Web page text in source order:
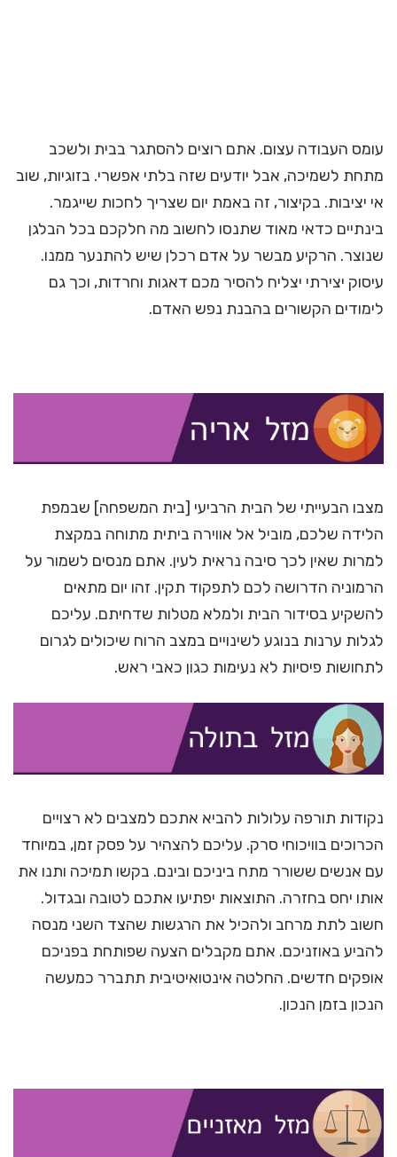
עומס העבודה עצום. אתם רוצים להסתגר בבית ולשכב
מתחת לשמיכה, אבל יודעים שזה בלתי אפשרי. בזוגיות, שוב
אי יציבות. בקיצור, זה באמת יום שצריך לחכות שייגמר.
בינתיים כדאי מאוד שתנסו לחשוב מה חלקכם בכל הבלגן
שנוצר. הרקיע מבשר על אדם רכלן שיש להתנער ממנו.
עיסוק יצירתי יצליח להסיר מכם דאגות וחרדות, וכך גם
לימודים הקשורים בהבנת נפש האדם.
מצבו הבעייתי של הבית הרביעי [בית המשפחה] שבמפת
הלידה שלכם, מוביל אל אווירה ביתית מתוחה במקצת
למרות שאין לכך סיבה נראית לעין. אתם מנסים לשמור על
הרמוניה הדרושה לכם לתפקוד תקין. זהו יום מתאים
להשקיע בסידור הבית ולמלא מטלות שדחיתם. עליכם
לגלות ערנות בנוגע לשינויים במצב הרוח שיכולים לגרום
לתחושות פיסיות לא נעימות כגון כאבי ראש.
נקודות תורפה עלולות להביא אתכם למצבים לא רצויים
הכרוכים בוויכוחי סרק. עליכם להצהיר על פסק זמן, במיוחד
עם אנשים ששורר מתח ביניכם ובינם. בקשו תמיכה ותנו את
אותו יחס בחזרה. התוצאות יפתיעו אתכם לטובה ובגדול.
חשוב לתת מרחב ולהכיל את הרגשות שהצד השני מנסה
להביע באוזניכם. אתם מקבלים הצעה שפותחת בפניכם
אופקים חדשים. החלטה אינטואיטיבית תתברר כמעשה
הנכון בזמן הנכון.